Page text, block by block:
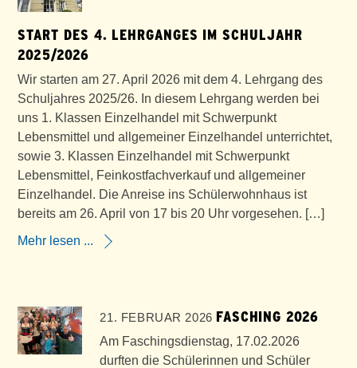
START DES 4. LEHRGANGES IM SCHULJAHR
2025/2026
Wir starten am 27. April 2026 mit dem 4. Lehrgang des
Schuljahres 2025/26. In diesem Lehrgang werden bei
uns 1. Klassen Einzelhandel mit Schwerpunkt
Lebensmittel und allgemeiner Einzelhandel unterrichtet,
sowie 3. Klassen Einzelhandel mit Schwerpunkt
Lebensmittel, Feinkostfachverkauf und allgemeiner
Einzelhandel. Die Anreise ins Schülerwohnhaus ist
bereits am 26. April von 17 bis 20 Uhr vorgesehen. […]
Mehr lesen ...
21. FEBRUAR 2026 FASCHING 2026
Am Faschingsdienstag, 17.02.2026
durften die Schülerinnen und Schüler